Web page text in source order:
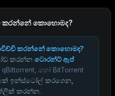
කරන්නේ කොහොමද?
කරන්නේ කොහොමද?
කරන්නටොරන්ට් ඇප්
qBittorrent, හෝ BitTorrent
ඉන්ස්ටෝල් කරගෙන,
කරන්න.